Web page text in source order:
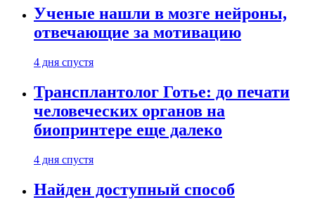
Ученые нашли в мозге нейроны,
отвечающие за мотивацию
4 дня спустя
Трансплантолог Готье: до печати
человеческих органов на
биопринтере еще далеко
4 дня спустя
Найден доступный способ